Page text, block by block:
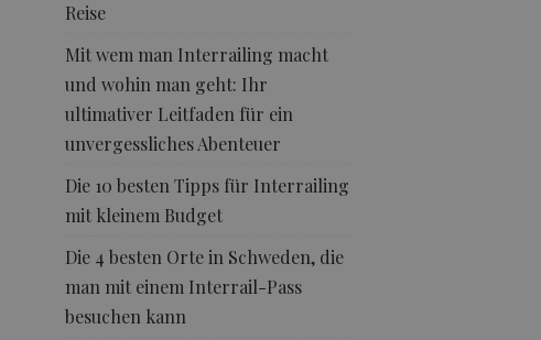
Reise
Mit wem man Interrailing macht
und wohin man geht: Ihr
ultimativer Leitfaden für ein
unvergessliches Abenteuer
Die 10 besten Tipps für Interrailing
mit kleinem Budget
Die 4 besten Orte in Schweden, die
man mit einem Interrail-Pass
besuchen kann